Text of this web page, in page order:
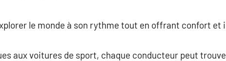
le monde à son rythme tout en offrant confort et
aux voitures de sport, chaque conducteur peut